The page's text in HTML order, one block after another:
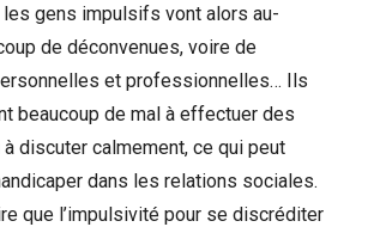
les gens impulsifs vont alors au-
de déconvenues, voire de
et professionnelles… Ils
beaucoup de mal à effectuer des
discuter calmement, ce qui peut
dans les relations sociales.
que l’impulsivité pour se discréditer